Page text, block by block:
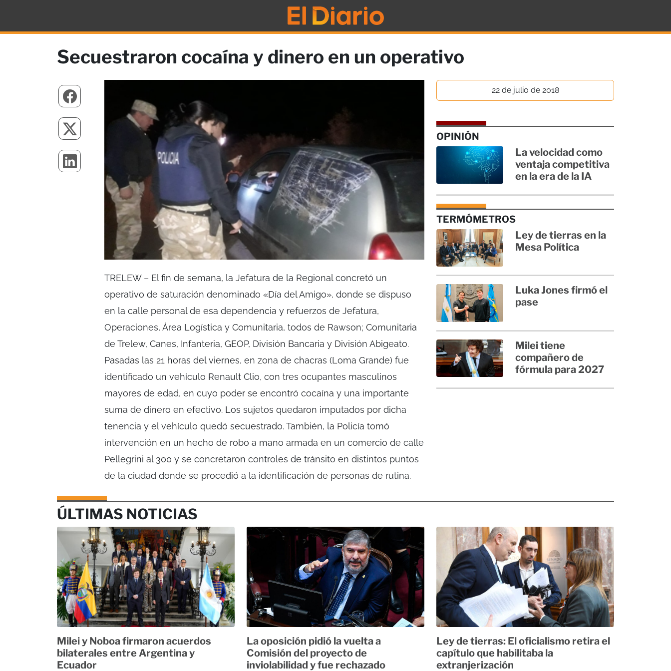
Secuestraron cocaína y dinero en un operativo
TRELEW – El fin de semana, la Jefatura de la Regional concretó un
operativo de saturación denominado «Día del Amigo», donde se dispuso
en la calle personal de esa dependencia y refuerzos de Jefatura,
Operaciones, Área Logística y Comunitaria, todos de Rawson; Comunitaria
de Trelew, Canes, Infanteria, GEOP, División Bancaria y División Abigeato.
Pasadas las 21 horas del viernes, en zona de chacras (Loma Grande) fue
identificado un vehículo Renault Clio, con tres ocupantes masculinos
mayores de edad, en cuyo poder se encontró cocaína y una importante
suma de dinero en efectivo. Los sujetos quedaron imputados por dicha
tenencia y el vehículo quedó secuestrado. También, la Policía tomó
intervención en un hecho de robo a mano armada en un comercio de calle
Pellegrini al 300 y se concretaron controles de tránsito en distintos puntos
de la ciudad donde se procedió a la identificación de personas de rutina.
22 de julio de 2018
OPINIÓN
La velocidad como
ventaja competitiva
en la era de la IA
TERMÓMETROS
Ley de tierras en la
Mesa Política
Luka Jones firmó el
pase
Milei tiene
compañero de
fórmula para 2027
ÚLTIMAS NOTICIAS
Milei y Noboa firmaron acuerdos
bilaterales entre Argentina y
Ecuador
La oposición pidió la vuelta a
Comisión del proyecto de
inviolabilidad y fue rechazado
Ley de tierras: El oficialismo retira el
capítulo que habilitaba la
extranjerización